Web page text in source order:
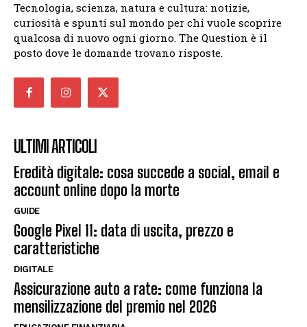
Tecnologia, scienza, natura e cultura: notizie,
curiosità e spunti sul mondo per chi vuole scoprire
qualcosa di nuovo ogni giorno. The Question è il
posto dove le domande trovano risposte.
ULTIMI ARTICOLI
Eredità digitale: cosa succede a social, email e
account online dopo la morte
GUIDE
Google Pixel 11: data di uscita, prezzo e
caratteristiche
DIGITALE
Assicurazione auto a rate: come funziona la
mensilizzazione del premio nel 2026